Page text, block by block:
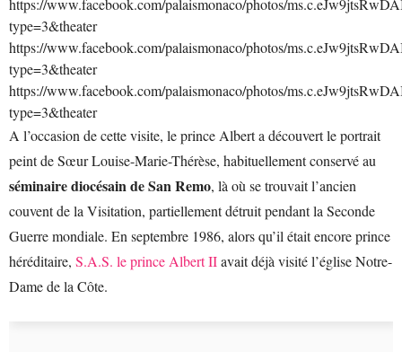
https://www.facebook.com/palaismonaco/photos/
type=3&theater
https://www.facebook.com/palaismonaco/photos/
type=3&theater
https://www.facebook.com/palaismonaco/photos/
type=3&theater
A l’occasion de cette visite, le prince Albert a découvert le portrait
peint de Sœur Louise-Marie-Thérèse, habituellement conservé au
séminaire diocésain de San Remo, là où se trouvait l’ancien
couvent de la Visitation, partiellement détruit pendant la Seconde
Guerre mondiale. En septembre 1986, alors qu’il était encore prince
héréditaire, S.A.S. le prince Albert IIavait déjà visité l’église Notre-
Dame de la Côte.